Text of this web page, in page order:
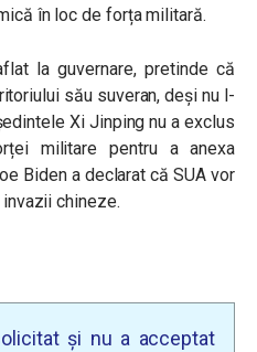
în loc de forța militară.
la guvernare, pretinde că
său suveran, deși nu l-
Xi Jinping nu a exclus
militare pentru a anexa
Biden a declarat că SUA vor
chineze.
și nu a acceptat